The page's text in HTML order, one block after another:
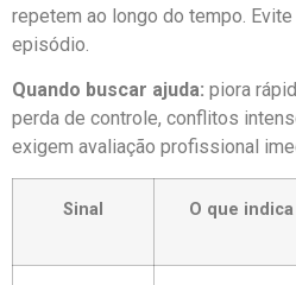
repetem ao longo do tempo.
episódio.
Quando buscar ajuda: piora
perda de controle, conflitos
exigem avaliação profissional
Sinal O que indica